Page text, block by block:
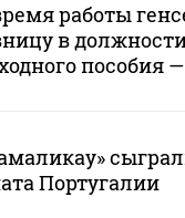
работы
в
пособия
Португалии